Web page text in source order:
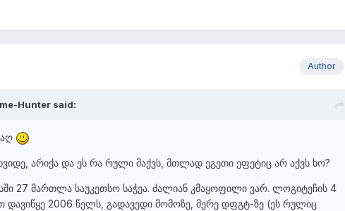
Author
Hunter said:
არიქა და ეს რა რული მაქვს, მთლად ეგეთი ეფეტიც არ აქვს ხო?
27 მართლა საუკეთსო საჭეა. ძალიან კმაყოფილი ვარ. ლოგიტეჩის 4
დავიწყე 2006 წელს, გადავედი მომოზე, მერე დფგტ-ზე (ეს რულიც